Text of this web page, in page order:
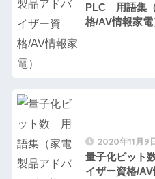
PLC 用語集
格/AV情報家電
2020年11月9
量子化ビット
イザー資格/AV